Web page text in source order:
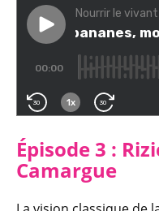
Épisode 3 :
Camargue